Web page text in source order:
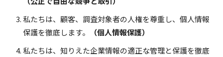
サイトマップ
私たちは、顧客、調査対象者の人権を尊重し、個人情報
保護を徹底します。
（個人情報保護）
私たちは、知りえた企業情報の適正な管理と保護を徹底